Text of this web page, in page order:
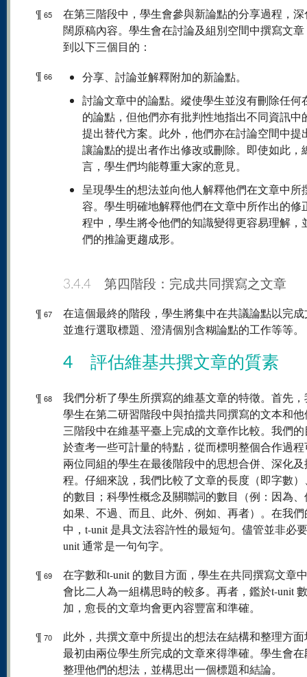
¶ 65
在第三階段中，學生會參與新論點的分享過程，
闊原稿內容。學生會在討論及組別空間中撰寫文
到以下三個目的：
¶ 66
分享、討論並解釋附加的新論點。
討論文章中的論點。縱使學生並沒有刪除任何
的論點，但他們亦有批判性地指出不同資訊中
提出替代方案。此外，他們亦在討論空間中提
讓論點的提出者作出修改或刪除。即使如此，
言，學生們均能尊重大家的意見。
呈現學生的想法並向他人解釋他們在文章中所
容。學生明確地解釋他們在文章中所作出的修
程中，學生將令他們的知識變得更容易理解，
們的推論更趨成形。
3.4.4 第四階段：完成共同撰寫之文章
¶ 67
在這個最終的階段，學生將集中在共議論點以完
並進行選取標題、澄清個別含糊論點的工作等等。
4 評估維基共撰文章的質素
¶ 68
我們分析了學生所撰寫的維基文章的特徵。首先
學生在第二研習階段中與拍擋共同撰寫的文本和
三階段中在維基平臺上完成的文章作比較。我們
於查考一些可計量的特點，從而標明整個合作過
兩位同組的學生在最後階段中的思想合併、深化
程。仔細來說，我們比較了文章的長度（即字數）
的數目；科學性概念及關聯詞的數目（例：因為
如果、不過、而且、此外、例如、再者）。在我
中，t-unit 是具文法容許性的最短句。儘管並非必
unit 通常是一句句字。
¶ 69
在字數和t-unit 的數目方面，學生在共同撰寫文章
會比二人為一組構思時的較多。再者，鑑於t-unit
加，愈長的文章均會更內容豐富和準確。
¶ 70
此外，共撰文章中所提出的想法在結構和整理方
最初由兩位學生所完成的文章來得準確。學生會
整理他們的想法，並構思出一個標題和結論。